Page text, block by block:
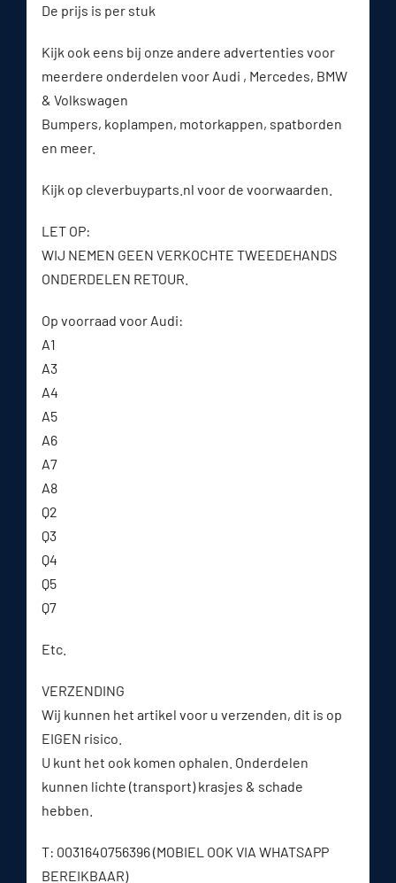
De prijs is per stuk
Kijk ook eens bij onze andere advertenties voor
meerdere onderdelen voor Audi , Mercedes, BMW
& Volkswagen
Bumpers, koplampen, motorkappen, spatborden
en meer.
Kijk op cleverbuyparts.nl voor de voorwaarden.
LET OP:
WIJ NEMEN GEEN VERKOCHTE TWEEDEHANDS
ONDERDELEN RETOUR.
Op voorraad voor Audi:
A1
A3
A4
A5
A6
A7
A8
Q2
Q3
Q4
Q5
Q7
Etc.
VERZENDING
Wij kunnen het artikel voor u verzenden, dit is op
EIGEN risico.
U kunt het ook komen ophalen. Onderdelen
kunnen lichte (transport) krasjes & schade
hebben.
T: 0031640756396 (MOBIEL OOK VIA WHATSAPP
BEREIKBAAR)